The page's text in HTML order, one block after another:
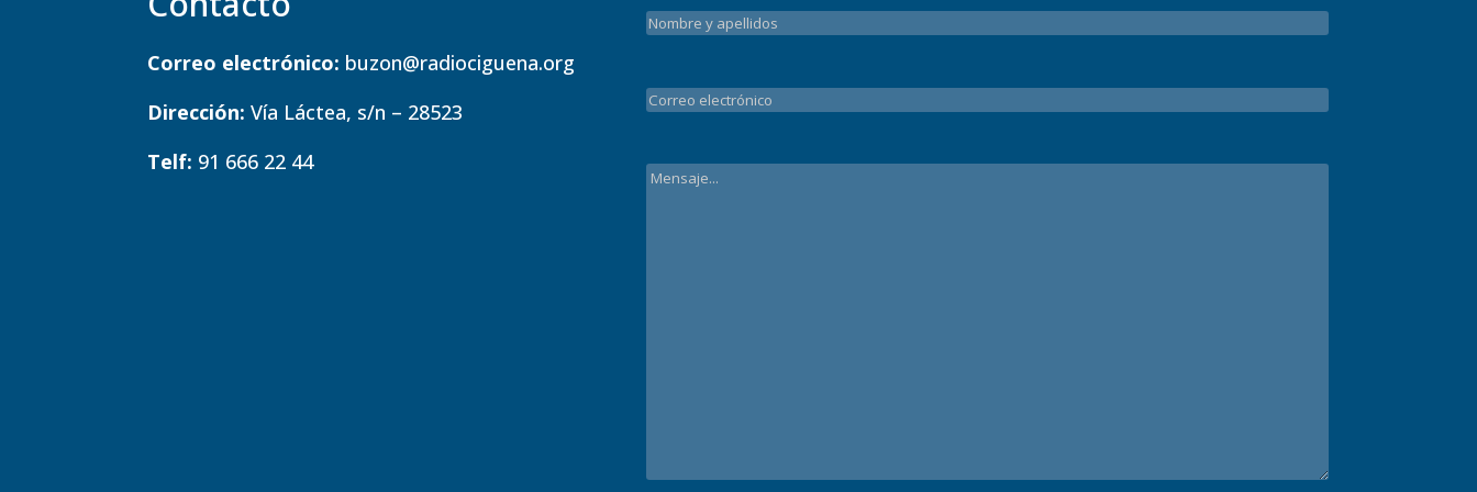
Correo electrónico: buzon@radiociguena.org
Dirección: Vía Láctea, s/n – 28523
Telf: 91 666 22 44